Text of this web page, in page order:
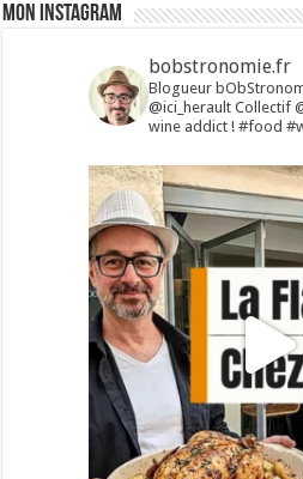
Mon Instagram
bobstronomie.fr
Blogueur
@ici_heraultCollectif
wine addict !#food